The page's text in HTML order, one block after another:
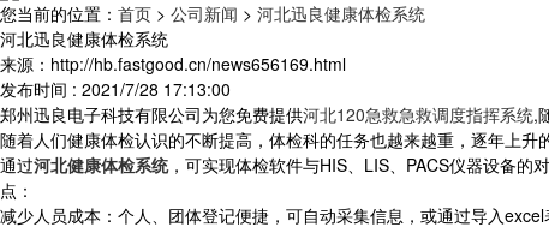
您当前的位置： 首页 > 公司新闻 > 河北迅良健康体检系统
河北迅良健康体检系统
来源：http://hb.fastgood.cn/news656169.html
发布时间 : 2021/7/28 17:13:00
郑州迅良电子科技有限公司为您免费提供河北120急救急救调度指挥系统,
随着人们健康体检认识的不断提高，体检科的任务也越来越重，逐年上
通过河北健康体检系统，可实现体检软件与HIS、LIS、PACS仪器设备的
点：
减少人员成本：个人、团体登记便捷，可自动采集信息，或通过导入